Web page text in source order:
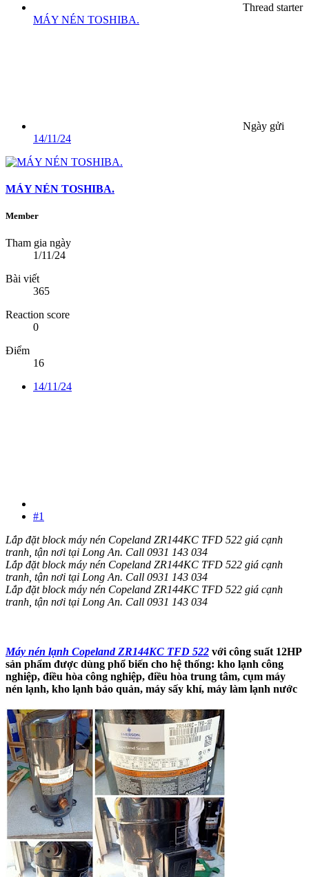
Thread starter
MÁY NÉN TOSHIBA.
Ngày gửi
14/11/24
MÁY NÉN TOSHIBA.
Member
Tham gia ngày
1/11/24
Bài viết
365
Reaction score
0
Điểm
16
14/11/24
#1
Lắp đặt block máy nén Copeland ZR144KC TFD 522 giá cạnh
tranh, tận nơi tại Long An. Call 0931 143 034
Lắp đặt block máy nén Copeland ZR144KC TFD 522 giá cạnh
tranh, tận nơi tại Long An. Call 0931 143 034
Lắp đặt block máy nén Copeland ZR144KC TFD 522 giá cạnh
tranh, tận nơi tại Long An. Call 0931 143 034
Máy nén lạnh Copeland ZR144KC TFD 522 với công suất 12HP
sản phẩm được dùng phổ biến cho hệ thống: kho lạnh công
nghiệp, điều hòa công nghiệp, điều hòa trung tâm, cụm máy
nén lạnh, kho lạnh bảo quản, máy sấy khí, máy làm lạnh nước